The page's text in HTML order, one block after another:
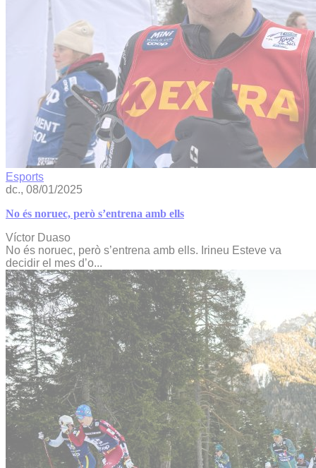
Esports
dc., 08/01/2025
No és noruec, però s’entrena amb ells
Víctor Duaso
No és noruec, però s’entrena amb ells. Irineu Esteve va
decidir el mes d’o...